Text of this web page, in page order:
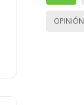
OPINIÓN